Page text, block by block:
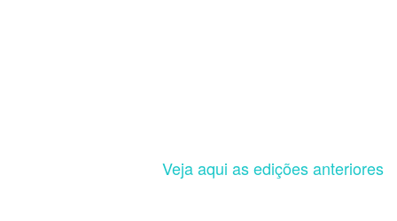
Veja aqui as edições anteriores